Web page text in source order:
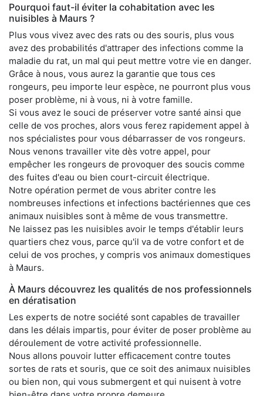
Pourquoi faut-il éviter la cohabitation avec les
nuisibles à Maurs ?
Plus vous vivez avec des rats ou des souris, plus vous
avez des probabilités d'attraper des infections comme la
maladie du rat, un mal qui peut mettre votre vie en danger.
Grâce à nous, vous aurez la garantie que tous ces
rongeurs, peu importe leur espèce, ne pourront plus vous
poser problème, ni à vous, ni à votre famille.
Si vous avez le souci de préserver votre santé ainsi que
celle de vos proches, alors vous ferez rapidement appel à
nos spécialistes pour vous débarrasser de vos rongeurs.
Nous venons travailler vite dès votre appel, pour
empêcher les rongeurs de provoquer des soucis comme
des fuites d'eau ou bien court-circuit électrique.
Notre opération permet de vous abriter contre les
nombreuses infections et infections bactériennes que ces
animaux nuisibles sont à même de vous transmettre.
Ne laissez pas les nuisibles avoir le temps d'établir leurs
quartiers chez vous, parce qu'il va de votre confort et de
celui de vos proches, y compris vos animaux domestiques
à Maurs.
À Maurs découvrez les qualités de nos professionnels
en dératisation
Les experts de notre société sont capables de travailler
dans les délais impartis, pour éviter de poser problème au
déroulement de votre activité professionnelle.
Nous allons pouvoir lutter efficacement contre toutes
sortes de rats et souris, que ce soit des animaux nuisibles
ou bien non, qui vous submergent et qui nuisent à votre